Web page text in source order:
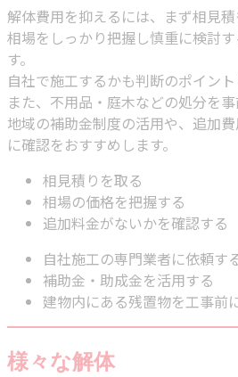
解体費用を抑えるには、まず相見積
相場をしっかり把握し慎重に検討
す。
自社で施工するかも判断のポイント
また、不用品・庭木などの処分を事
地域の補助金制度の活用や、追加
に確認をおすすめします。
相見積りを取る
相場の価格を把握する
追加料金がないかを確認する
自社施工の専門業者に依頼す
補助金・助成金を活用する
建物内にある残置物を工事前
様々な解体